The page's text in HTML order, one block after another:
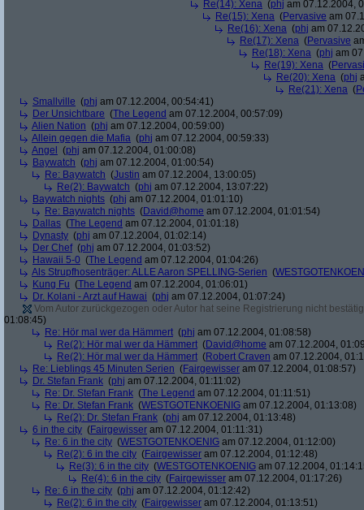
Re(14): Xena (phj am 07.12.2004,
Re(15): Xena (Pervasive am
Re(16): Xena (phj am
Re(17): Xena (Pervasive
Re(18): Xena (phj am
Re(19): Xena (
Re(20): Xena (phj
Re(21): Xena (
Smallville (phj am 07.12.2004, 00:54:41)
Der Unsichtbare (The Legend am 07.12.2004, 00:57:09)
Alien Nation (phj am 07.12.2004, 00:59:00)
Allein gegen die Mafia (phj am 07.12.2004, 00:59:33)
Angel
(phj am 07.12.2004, 01:00:08)
Baywatch (phj am 07.12.2004, 01:00:54)
Re: Baywatch (Justin am 07.12.2004, 13:00:05)
Re(2): Baywatch (phj am 07.12.2004, 13:07:22)
Baywatch nights (phj am 07.12.2004, 01:01:10)
Re: Baywatch nights (David@home am 07.12.2004, 01:01:54)
Dallas (The Legend am 07.12.2004, 01:01:18)
Dynasty (phj am 07.12.2004, 01:02:14)
Der Chef(phj am 07.12.2004, 01:03:52)
Hawaii 5-0 (The Legend am 07.12.2004, 01:04:26)
Als Strupfhosenträger: ALLE Aaron SPELLING-Serien (
Kung Fu (The Legend am 07.12.2004, 01:06:01)
Dr. Kolani - Arzt auf Hawai (phj am 07.12.2004, 01:07:24)
Vom Autor zurückgezogen oder Autor hat seine Registrierung nicht
01:08:45)
Re: Hör mal wer da Hämmert (phj am 07.12.2004, 01:08:58)
Re(2): Hör mal wer da Hämmert (David@home am 07.12.2004,
Re(2): Hör mal wer da Hämmert (Robert Craven am 07.12.2004,
Re: Lieblings 45 Minuten Serien (Fairgewisser am 07.12.2004, 01:08:57)
Dr. Stefan Frank (phj am 07.12.2004, 01:11:02)
Re: Dr. Stefan Frank (The Legend am 07.12.2004, 01:11:51)
Re: Dr. Stefan Frank (WESTGOTENKOENIG am 07.12.2004, 01:13:08)
Re(2): Dr. Stefan Frank (phj am 07.12.2004, 01:13:48)
6 in the city (Fairgewisser am 07.12.2004, 01:11:31)
Re: 6 in the city (WESTGOTENKOENIG am 07.12.2004, 01:12:00)
Re(2): 6 in the city (Fairgewisser am 07.12.2004, 01:12:48)
Re(3): 6 in the city (WESTGOTENKOENIG am 07.12.2004,
Re(4): 6 in the city (Fairgewisser am 07.12.2004, 01:17:26)
Re: 6 in the city (phj am 07.12.2004, 01:12:42)
Re(2): 6 in the city (Fairgewisser am 07.12.2004, 01:13:51)